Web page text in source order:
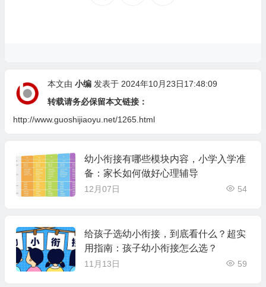
本文由 小编发表于 2024年10月23日17:48:09
转载请务必保留本文链接：
http://www.guoshijiaoyu.net/1265.html
幼小衔接有哪些模块内容，小学入学准
备：家长如何做好心理辅导
12月07日 54
给孩子选幼小衔接，到底看什么？超实
用指南：孩子幼小衔接怎么选？
11月13日 59